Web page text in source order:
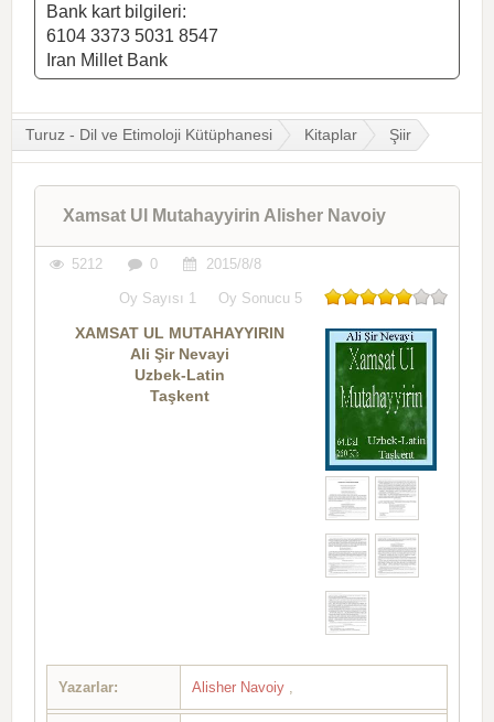
Bank kart bilgileri:
6104 3373 5031 8547
Iran Millet Bank
Turuz - Dil ve Etimoloji Kütüphanesi Kitaplar Şiir
Xamsat Ul Mutahayyirin Alisher Navoiy
5212 0 2015/8/8
Oy Sayısı 1 Oy Sonucu 5
XAMSAT UL MUTAHAYYIRIN
Ali Şir Nevayi
Uzbek-Latin
Taşkent
Yazarlar: Alisher Navoiy ,